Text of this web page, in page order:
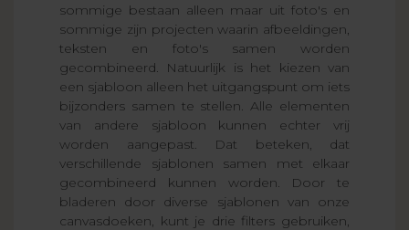
sommige bestaan ​​alleen maar uit foto's en
sommige zijn projecten waarin afbeeldingen,
teksten en foto's samen worden
gecombineerd. Natuurlijk is het kiezen van
een sjabloon alleen het uitgangspunt om iets
bijzonders samen te stellen. Alle elementen
van andere sjabloon kunnen echter vrij
worden aangepast. Dat beteken, dat
verschillende sjablonen samen met elkaar
gecombineerd kunnen worden. Door te
bladeren door diverse sjablonen van onze
canvasdoeken, kunt je drie filters gebruiken,